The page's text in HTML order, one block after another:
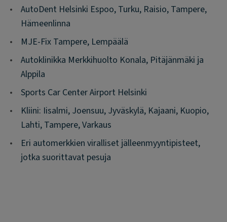
•
AutoDent Helsinki Espoo, Turku, Raisio, Tampere,
Hämeenlinna
•
MJE-Fix Tampere, Lempäälä
•
Autoklinikka Merkkihuolto Konala, Pitäjänmäki ja
Alppila
•
Sports Car Center Airport Helsinki
•
Kliini: Iisalmi, Joensuu, Jyväskylä, Kajaani, Kuopio,
Lahti, Tampere, Varkaus
•
Eri automerkkien viralliset jälleenmyyntipisteet,
jotka suorittavat pesuja